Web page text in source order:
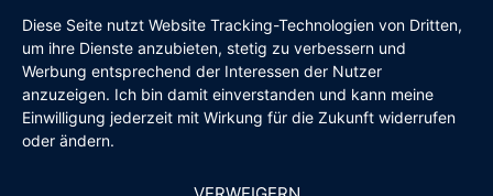
Diese Seite nutzt Website Tracking-Technologien von Dritten,
um ihre Dienste anzubieten, stetig zu verbessern und
Werbung entsprechend der Interessen der Nutzer
anzuzeigen. Ich bin damit einverstanden und kann meine
Einwilligung jederzeit mit Wirkung für die Zukunft widerrufen
oder ändern.